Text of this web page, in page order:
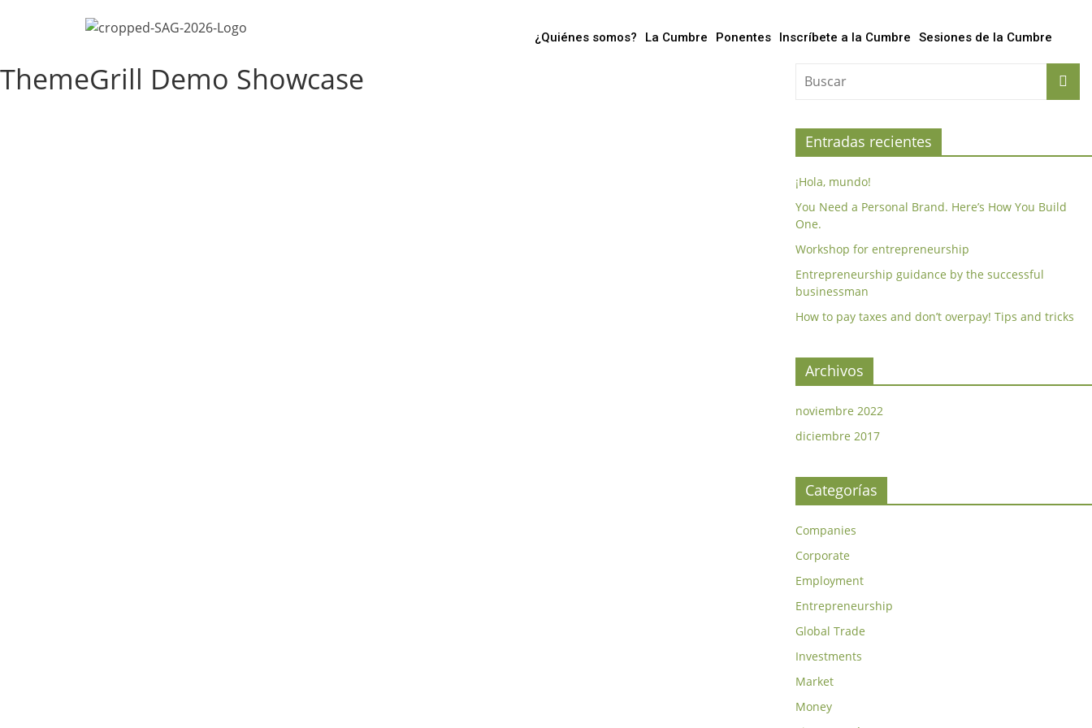
¿Quiénes somos? La Cumbre Ponentes Inscríbete a la Cumbre Sesiones de la Cumbre
ThemeGrill Demo Showcase
Entradas recientes
¡Hola, mundo!
You Need a Personal Brand. Here’s How You Build
One.
Workshop for entrepreneurship
Entrepreneurship guidance by the successful
businessman
How to pay taxes and don’t overpay! Tips and tricks
Archivos
noviembre 2022
diciembre 2017
Categorías
Companies
Corporate
Employment
Entrepreneurship
Global Trade
Investments
Market
Money